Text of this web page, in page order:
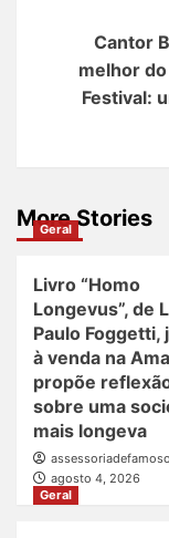
Cantor
melhor
Festival:
More Stories
Geral
Livro “Homo
Longevus”, de
Paulo Foggetti,
à venda na
propõe
sobre uma
mais longeva
agosto 4, 2026
Geral